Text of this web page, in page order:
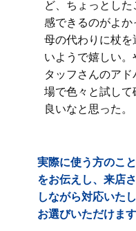
ど、ちょっとし
感できるのがよか
母の代わりに杖
いようで嬉しい
タッフさんのア
場で色々と試し
良いなと思った。
実際に使う方のこ
をお伝えし、来店
しながら対応いた
お選びいただけます